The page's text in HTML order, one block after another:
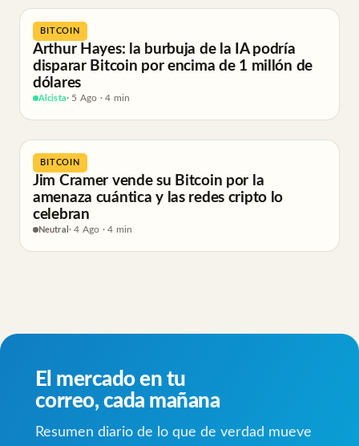
BITCOIN
Arthur Hayes: la burbuja de la IA podría
disparar Bitcoin por encima de 1 millón de
dólares
Alcista· 5 Ago · 4 min
BITCOIN
Jim Cramer vende su Bitcoin por la
amenaza cuántica y las redes cripto lo
celebran
Neutral · 4 Ago · 4 min
El mercado en tu
correo, cada mañana
Resumen diario de lo que de verdad mueve